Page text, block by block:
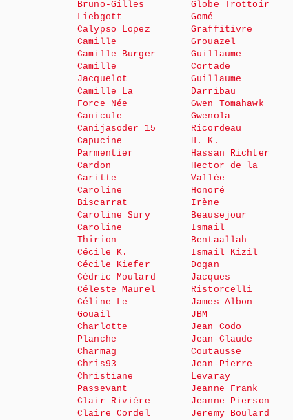
Bruno-Gilles
Liebgott
Calypso Lopez
Camille
Camille Burger
Camille
Jacquelot
Camille La
Force Née
Canicule
Canijasoder 15
Capucine
Parmentier
Cardon
Caritte
Caroline
Biscarrat
Caroline Sury
Caroline
Thirion
Cécile K.
Cécile Kiefer
Cédric Moulard
Céleste Maurel
Céline Le
Gouail
Charlotte
Planche
Charmag
Chris93
Christiane
Passevant
Clair Rivière
Claire Cordel
Globe Trottoir
Gomé
Graffitivre
Grouazel
Guillaume
Cortade
Guillaume
Darribau
Gwen Tomahawk
Gwenola
Ricordeau
H. K.
Hassan Richter
Hector de la
Vallée
Honoré
Irène
Beausejour
Ismail
Bentaallah
Ismail Kizil
Dogan
Jacques
Ristorcelli
James Albon
JBM
Jean Codo
Jean-Claude
Coutausse
Jean-Pierre
Levaray
Jeanne Frank
Jeanne Pierson
Jeremy Boulard